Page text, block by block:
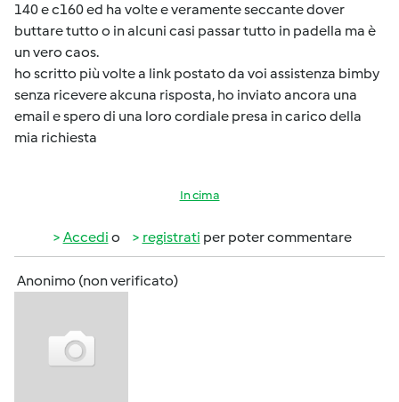
140 e c160 ed ha volte e veramente seccante dover
buttare tutto o in alcuni casi passar tutto in padella ma è
un vero caos.
ho scritto più volte a link postato da voi assistenza bimby
senza ricevere akcuna risposta, ho inviato ancora una
email e spero di una loro cordiale presa in carico della
mia richiesta
In cima
Accedi o registrati per poter commentare
Anonimo (non verificato)